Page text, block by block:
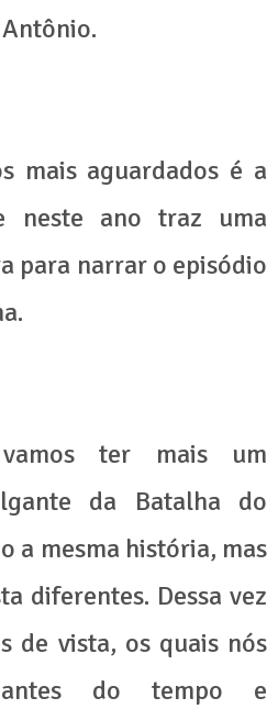
mais aguardados é a
neste ano traz uma
para narrar o episódio
ter mais um
da Batalha do
a mesma história, mas
diferentes. Dessa vez
de vista, os quais nós
do tempo e